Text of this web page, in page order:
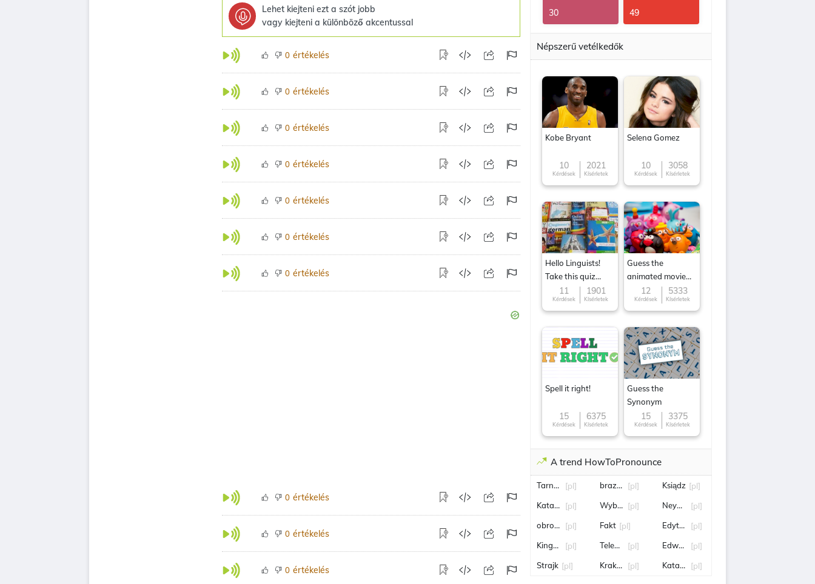
Lehet kiejteni ezt a szót jobb
vagy kiejteni a különböző akcentussal
0 értékelés
0 értékelés
0 értékelés
0 értékelés
0 értékelés
0 értékelés
0 értékelés
0 értékelés
0 értékelés
0 értékelés
30 49
Népszerű vetélkedők
Kobe Bryant
10
Kérdések
2021
Kísérletek
Selena Gomez
10
Kérdések
3058
Kísérletek
Hello Linguists!
Take this quiz
now!11
Kérdések
1901
Kísérletek
Guess the
animated movie
character
12
Kérdések
5333
Kísérletek
Spell it right!
15
Kérdések
6375
Kísérletek
Guess the
Synonym
15
Kérdések
3375
Kísérletek
A trend HowToPronounce
Tarnów [pl]
Katarzyna Kawa
[pl]
obrona [pl]
Kinga Rusin
[pl]
Strajk [pl]
brazylia[pl]
Wybory[pl]
Fakt [pl]
Telewizja Polska
[pl]
Kraków [pl]
Ksiądz [pl]
Neymar[pl]
Edyta Bartosiewicz
[pl]
Edward Miszczak
[pl]
Katarzyna Niewiadoma
[pl]